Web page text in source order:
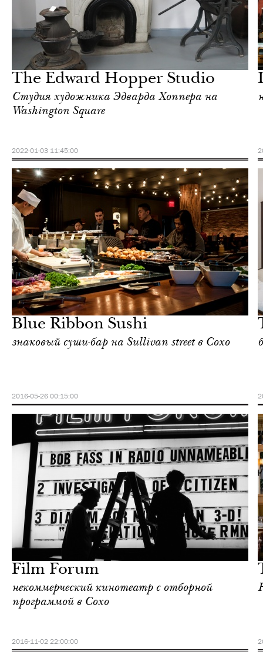
The Edward Hopper Studio
Студия художника Эдварда Хоппера на
Washington Square
2022-01-03 11:45:00
среда
Йорк
Blue Ribbon Sushi
знаковый суши-бар на Sullivan street в Сохо
2016-05-26 00:15:00
Йорк
Film Forum
некоммерческий кинотеатр с отборной
программой в Сохо
2016-11-02 22:00:00
Йорк